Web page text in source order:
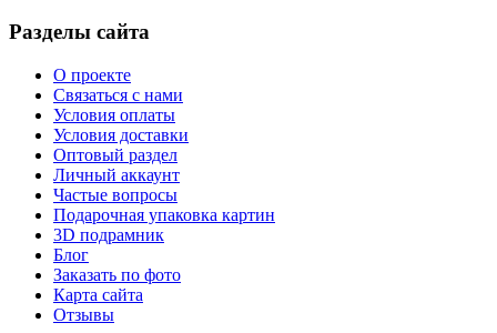
Разделы сайта
О проекте
Связаться с нами
Условия оплаты
Условия доставки
Оптовый раздел
Личный аккаунт
Частые вопросы
Подарочная упаковка картин
3D подрамник
Блог
Заказать по фото
Карта сайта
Отзывы